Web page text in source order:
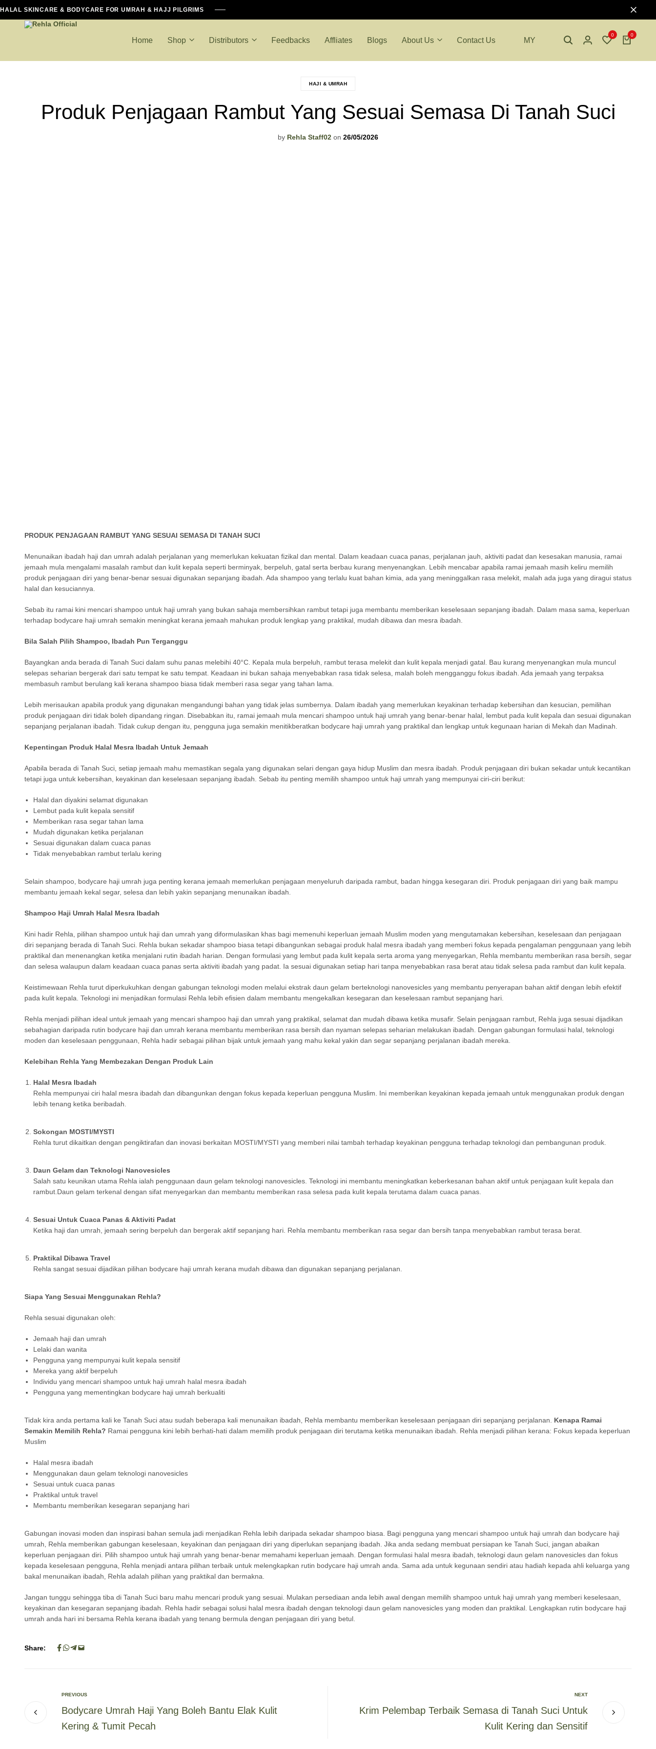
HALAL SKINCARE & BODYCARE FOR UMRAH & HAJJ PILGRIMS
Umrah
Home Shop Distributors Feedbacks Affliates Blogs About Us Contact Us MY
0 0
HAJI & UMRAH
Produk Penjagaan Rambut Yang Sesuai Semasa Di Tanah Suci
by Rehla Staff02 on 26/05/2026
PRODUK PENJAGAAN RAMBUT YANG SESUAI SEMASA DI TANAH SUCI
Menunaikan ibadah haji dan umrah adalah perjalanan yang memerlukan kekuatan fizikal dan mental. Dalam keadaan cuaca panas, perjalanan jauh, aktiviti padat dan kesesakan manusia, ramai
jemaah mula mengalami masalah rambut dan kulit kepala seperti berminyak, berpeluh, gatal serta berbau kurang menyenangkan. Lebih mencabar apabila ramai jemaah masih keliru memilih
produk penjagaan diri yang benar-benar sesuai digunakan sepanjang ibadah. Ada shampoo yang terlalu kuat bahan kimia, ada yang meninggalkan rasa melekit, malah ada juga yang diragui status
halal dan kesuciannya.
Sebab itu ramai kini mencari shampoo untuk haji umrah yang bukan sahaja membersihkan rambut tetapi juga membantu memberikan keselesaan sepanjang ibadah. Dalam masa sama, keperluan
terhadap bodycare haji umrah semakin meningkat kerana jemaah mahukan produk lengkap yang praktikal, mudah dibawa dan mesra ibadah.
Bila Salah Pilih Shampoo, Ibadah Pun Terganggu
Bayangkan anda berada di Tanah Suci dalam suhu panas melebihi 40°C. Kepala mula berpeluh, rambut terasa melekit dan kulit kepala menjadi gatal. Bau kurang menyenangkan mula muncul
selepas seharian bergerak dari satu tempat ke satu tempat. Keadaan ini bukan sahaja menyebabkan rasa tidak selesa, malah boleh mengganggu fokus ibadah. Ada jemaah yang terpaksa
membasuh rambut berulang kali kerana shampoo biasa tidak memberi rasa segar yang tahan lama.
Lebih merisaukan apabila produk yang digunakan mengandungi bahan yang tidak jelas sumbernya. Dalam ibadah yang memerlukan keyakinan terhadap kebersihan dan kesucian, pemilihan
produk penjagaan diri tidak boleh dipandang ringan. Disebabkan itu, ramai jemaah mula mencari shampoo untuk haji umrah yang benar-benar halal, lembut pada kulit kepala dan sesuai digunakan
sepanjang perjalanan ibadah. Tidak cukup dengan itu, pengguna juga semakin menitikberatkan bodycare haji umrah yang praktikal dan lengkap untuk kegunaan harian di Mekah dan Madinah.
Kepentingan Produk Halal Mesra Ibadah Untuk Jemaah
Apabila berada di Tanah Suci, setiap jemaah mahu memastikan segala yang digunakan selari dengan gaya hidup Muslim dan mesra ibadah. Produk penjagaan diri bukan sekadar untuk kecantikan
tetapi juga untuk kebersihan, keyakinan dan keselesaan sepanjang ibadah. Sebab itu penting memilih shampoo untuk haji umrah yang mempunyai ciri-ciri berikut:
Halal dan diyakini selamat digunakan
Lembut pada kulit kepala sensitif
Memberikan rasa segar tahan lama
Mudah digunakan ketika perjalanan
Sesuai digunakan dalam cuaca panas
Tidak menyebabkan rambut terlalu kering
Selain shampoo, bodycare haji umrah juga penting kerana jemaah memerlukan penjagaan menyeluruh daripada rambut, badan hingga kesegaran diri. Produk penjagaan diri yang baik mampu
membantu jemaah kekal segar, selesa dan lebih yakin sepanjang menunaikan ibadah.
Shampoo Haji Umrah Halal Mesra Ibadah
Kini hadir Rehla, pilihan shampoo untuk haji dan umrah yang diformulasikan khas bagi memenuhi keperluan jemaah Muslim moden yang mengutamakan kebersihan, keselesaan dan penjagaan
diri sepanjang berada di Tanah Suci. Rehla bukan sekadar shampoo biasa tetapi dibangunkan sebagai produk halal mesra ibadah yang memberi fokus kepada pengalaman penggunaan yang lebih
praktikal dan menenangkan ketika menjalani rutin ibadah harian. Dengan formulasi yang lembut pada kulit kepala serta aroma yang menyegarkan, Rehla membantu memberikan rasa bersih, segar
dan selesa walaupun dalam keadaan cuaca panas serta aktiviti ibadah yang padat. Ia sesuai digunakan setiap hari tanpa menyebabkan rasa berat atau tidak selesa pada rambut dan kulit kepala.
Keistimewaan Rehla turut diperkukuhkan dengan gabungan teknologi moden melalui ekstrak daun gelam berteknologi nanovesicles yang membantu penyerapan bahan aktif dengan lebih efektif
pada kulit kepala. Teknologi ini menjadikan formulasi Rehla lebih efisien dalam membantu mengekalkan kesegaran dan keselesaan rambut sepanjang hari.
Rehla menjadi pilihan ideal untuk jemaah yang mencari shampoo haji dan umrah yang praktikal, selamat dan mudah dibawa ketika musafir. Selain penjagaan rambut, Rehla juga sesuai dijadikan
sebahagian daripada rutin bodycare haji dan umrah kerana membantu memberikan rasa bersih dan nyaman selepas seharian melakukan ibadah. Dengan gabungan formulasi halal, teknologi
moden dan keselesaan penggunaan, Rehla hadir sebagai pilihan bijak untuk jemaah yang mahu kekal yakin dan segar sepanjang perjalanan ibadah mereka.
Kelebihan Rehla Yang Membezakan Dengan Produk Lain
Halal Mesra Ibadah
Rehla mempunyai ciri halal mesra ibadah dan dibangunkan dengan fokus kepada keperluan pengguna Muslim. Ini memberikan keyakinan kepada jemaah untuk menggunakan produk dengan
lebih tenang ketika beribadah.
Sokongan MOSTI/MYSTI
Rehla turut dikaitkan dengan pengiktirafan dan inovasi berkaitan MOSTI/MYSTI yang memberi nilai tambah terhadap keyakinan pengguna terhadap teknologi dan pembangunan produk.
Daun Gelam dan Teknologi Nanovesicles
Salah satu keunikan utama Rehla ialah penggunaan daun gelam teknologi nanovesicles. Teknologi ini membantu meningkatkan keberkesanan bahan aktif untuk penjagaan kulit kepala dan
rambut.Daun gelam terkenal dengan sifat menyegarkan dan membantu memberikan rasa selesa pada kulit kepala terutama dalam cuaca panas.
Sesuai Untuk Cuaca Panas & Aktiviti Padat
Ketika haji dan umrah, jemaah sering berpeluh dan bergerak aktif sepanjang hari. Rehla membantu memberikan rasa segar dan bersih tanpa menyebabkan rambut terasa berat.
Praktikal Dibawa Travel
Rehla sangat sesuai dijadikan pilihan bodycare haji umrah kerana mudah dibawa dan digunakan sepanjang perjalanan.
Siapa Yang Sesuai Menggunakan Rehla?
Rehla sesuai digunakan oleh:
Jemaah haji dan umrah
Lelaki dan wanita
Pengguna yang mempunyai kulit kepala sensitif
Mereka yang aktif berpeluh
Individu yang mencari shampoo untuk haji umrah halal mesra ibadah
Pengguna yang mementingkan bodycare haji umrah berkualiti
Tidak kira anda pertama kali ke Tanah Suci atau sudah beberapa kali menunaikan ibadah, Rehla membantu memberikan keselesaan penjagaan diri sepanjang perjalanan. Kenapa Ramai
Semakin Memilih Rehla? Ramai pengguna kini lebih berhati-hati dalam memilih produk penjagaan diri terutama ketika menunaikan ibadah. Rehla menjadi pilihan kerana: Fokus kepada keperluan
Muslim
Halal mesra ibadah
Menggunakan daun gelam teknologi nanovesicles
Sesuai untuk cuaca panas
Praktikal untuk travel
Membantu memberikan kesegaran sepanjang hari
Gabungan inovasi moden dan inspirasi bahan semula jadi menjadikan Rehla lebih daripada sekadar shampoo biasa. Bagi pengguna yang mencari shampoo untuk haji umrah dan bodycare haji
umrah, Rehla memberikan gabungan keselesaan, keyakinan dan penjagaan diri yang diperlukan sepanjang ibadah. Jika anda sedang membuat persiapan ke Tanah Suci, jangan abaikan
keperluan penjagaan diri. Pilih shampoo untuk haji umrah yang benar-benar memahami keperluan jemaah. Dengan formulasi halal mesra ibadah, teknologi daun gelam nanovesicles dan fokus
kepada keselesaan pengguna, Rehla menjadi antara pilihan terbaik untuk melengkapkan rutin bodycare haji umrah anda. Sama ada untuk kegunaan sendiri atau hadiah kepada ahli keluarga yang
bakal menunaikan ibadah, Rehla adalah pilihan yang praktikal dan bermakna.
Jangan tunggu sehingga tiba di Tanah Suci baru mahu mencari produk yang sesuai. Mulakan persediaan anda lebih awal dengan memilih shampoo untuk haji umrah yang memberi keselesaan,
keyakinan dan kesegaran sepanjang ibadah. Rehla hadir sebagai solusi halal mesra ibadah dengan teknologi daun gelam nanovesicles yang moden dan praktikal. Lengkapkan rutin bodycare haji
umrah anda hari ini bersama Rehla kerana ibadah yang tenang bermula dengan penjagaan diri yang betul.
Share:
PREVIOUS
Bodycare Umrah Haji Yang Boleh Bantu Elak Kulit
Kering & Tumit Pecah
NEXT
Krim Pelembap Terbaik Semasa di Tanah Suci Untuk
Kulit Kering dan Sensitif